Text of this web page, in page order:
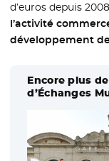
d’euros depuis
l’activité
développement
Encore plus
d’Échanges